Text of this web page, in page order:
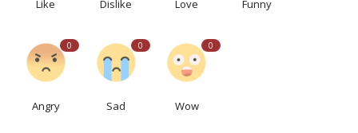
Like Dislike Love Funny
0
Angry
0
Sad
0
Wow